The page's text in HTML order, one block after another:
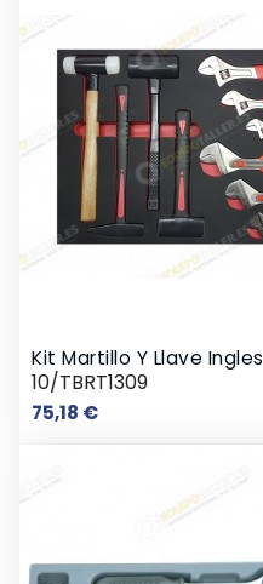
Kit Martillo Y Llave Ingles
10/TBRT1309
75,18 €Precio